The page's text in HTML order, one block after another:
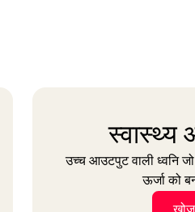
स्वास्थ्य
उच्च आउटपुट वाली ध्वनि
ऊर्जा को